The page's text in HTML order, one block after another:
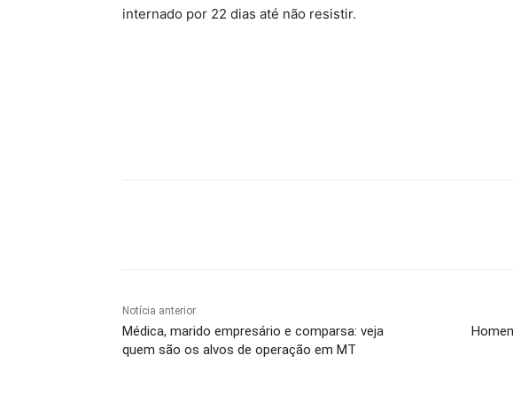
internado por 22 dias até não resistir.
Notícia anterior
Médica, marido empresário e comparsa: veja
quem são os alvos de operação em MT